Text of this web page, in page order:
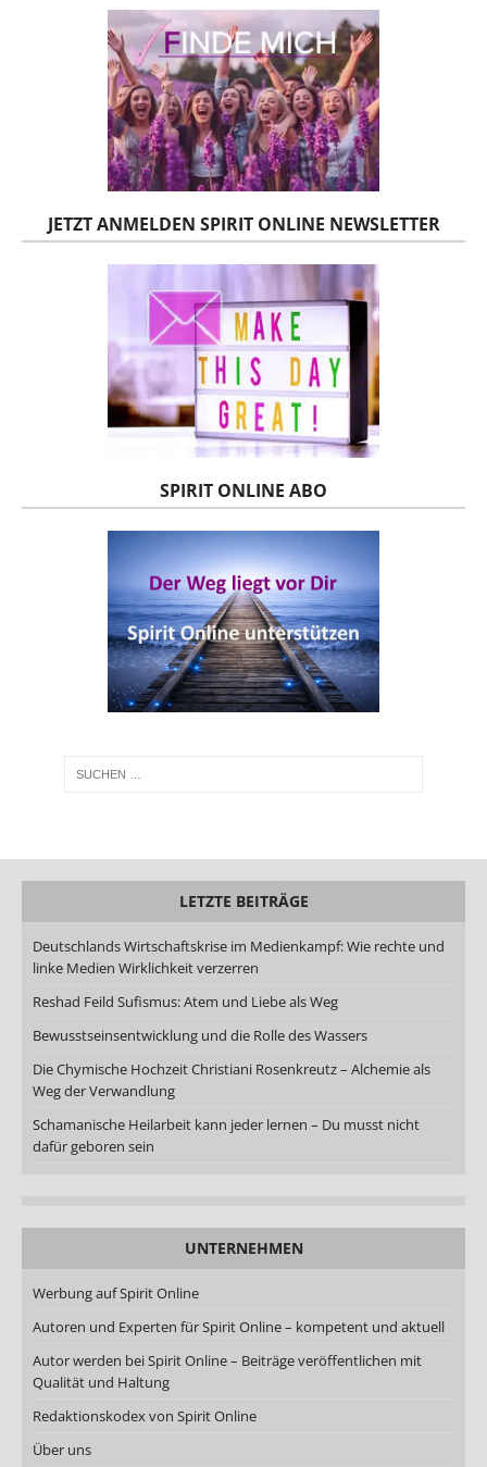
JETZT ANMELDEN SPIRIT ONLINE NEWSLETTER
SPIRIT ONLINE ABO
LETZTE BEITRÄGE
Deutschlands Wirtschaftskrise im Medienkampf: Wie rechte und
linke Medien Wirklichkeit verzerren
Reshad Feild Sufismus: Atem und Liebe als Weg
Bewusstseinsentwicklung und die Rolle des Wassers
Die Chymische Hochzeit Christiani Rosenkreutz – Alchemie als
Weg der Verwandlung
Schamanische Heilarbeit kann jeder lernen – Du musst nicht
dafür geboren sein
UNTERNEHMEN
Werbung auf Spirit Online
Autoren und Experten für Spirit Online – kompetent und aktuell
Autor werden bei Spirit Online – Beiträge veröffentlichen mit
Qualität und Haltung
Redaktionskodex von Spirit Online
Über uns